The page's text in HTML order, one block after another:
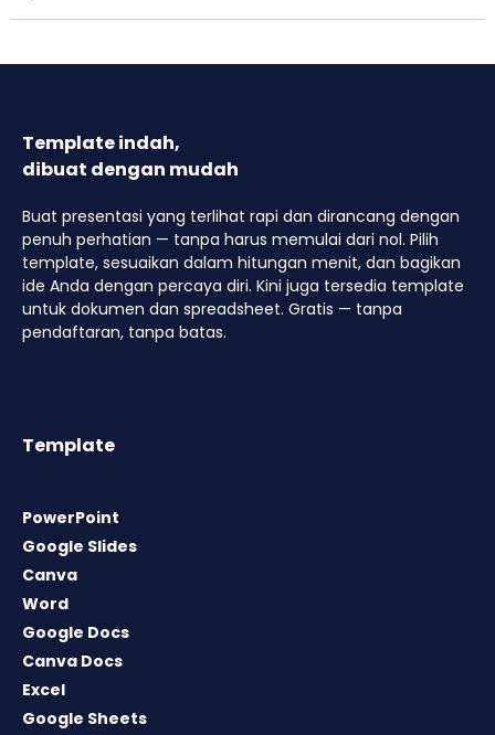
Template indah,
dibuat dengan mudah
Buat presentasi yang terlihat rapi dan dirancang dengan
penuh perhatian — tanpa harus memulai dari nol. Pilih
template, sesuaikan dalam hitungan menit, dan bagikan
ide Anda dengan percaya diri. Kini juga tersedia template
untuk dokumen dan spreadsheet. Gratis — tanpa
pendaftaran, tanpa batas.
Template
PowerPoint
Google Slides
Canva
Word
Google Docs
Canva Docs
Excel
Google Sheets